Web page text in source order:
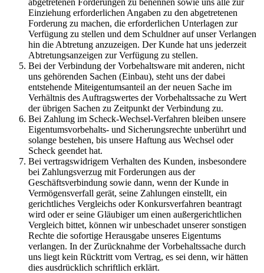
Einziehung erforderlichen Angaben zu den abgetretenen
Forderung zu machen, die erforderlichen Unterlagen zur
Verfügung zu stellen und dem Schuldner auf unser Verlangen
hin die Abtretung anzuzeigen. Der Kunde hat uns jederzeit
Abtretungsanzeigen zur Verfügung zu stellen.
Bei der Verbindung der Vorbehaltsware mit anderen, nicht
uns gehörenden Sachen (Einbau), steht uns der dabei
entstehende Miteigentumsanteil an der neuen Sache im
Verhältnis des Auftragswertes der Vorbehaltssache zu Wert
der übrigen Sachen zu Zeitpunkt der Verbindung zu.
Bei Zahlung im Scheck-Wechsel-Verfahren bleiben unsere
Eigentumsvorbehalts- und Sicherungsrechte unberührt und
solange bestehen, bis unsere Haftung aus Wechsel oder
Scheck geendet hat.
Bei vertragswidrigem Verhalten des Kunden, insbesondere
bei Zahlungsverzug mit Forderungen aus der
Geschäftsverbindung sowie dann, wenn der Kunde in
Vermögensverfall gerät, seine Zahlungen einstellt, ein
gerichtliches Vergleichs oder Konkursverfahren beantragt
wird oder er seine Gläubiger um einen außergerichtlichen
Vergleich bittet, können wir unbeschadet unserer sonstigen
Rechte die sofortige Herausgabe unseres Eigentums
verlangen. In der Zurücknahme der Vorbehaltssache durch
uns liegt kein Rücktritt vom Vertrag, es sei denn, wir hätten
dies ausdrücklich schriftlich erklärt.